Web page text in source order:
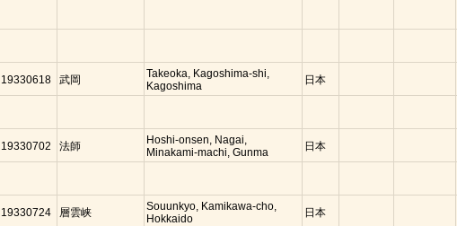
19330618 武岡
Takeoka, Kagoshima-shi,
Kagoshima
日本
19330702 法師
Hoshi-onsen, Nagai,
Minakami-machi, Gunma
日本
19330724 層雲峡
Souunkyo, Kamikawa-cho,
Hokkaido
日本